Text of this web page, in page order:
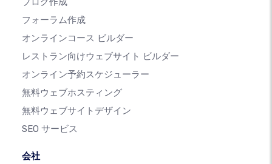
フォーラム作成
オンラインコース ビルダー
レストラン向けウェブサイト ビルダー
オンライン予約スケジューラー
無料ウェブホスティング
無料ウェブサイトデザイン
SEO サービス
会社